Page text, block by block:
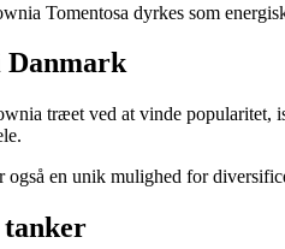
Tomentosa dyrkes som
Danmark
træet ved at vinde popularitet,
også en unik mulighed for